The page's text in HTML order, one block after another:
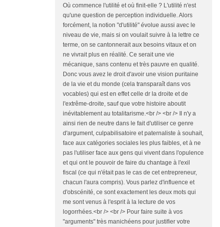
Où commence l'utilité et où finit-elle ? L'utilité n'est
qu'une question de perception individuelle. Alors
forcément, la notion "d'utilité" évolue aussi avec le
niveau de vie, mais si on voulait suivre à la lettre ce
terme, on se cantonnerait aux besoins vitaux et on
ne vivrait plus en réalité. Ce serait une vie
mécanique, sans contenu et très pauvre en qualité.
Donc vous avez le droit d'avoir une vision puritaine
de la vie et du monde (cela transparaît dans vos
vocables) qui est en effet celle dr la droite et de
l'extrême-droite, sauf que votre histoire aboutit
inévitablement au totalitarisme.<br /> <br /> Il n'y a
ainsi rien de neutre dans le fait d'utiliser ce genre
d'argument, culpabilisatoire et paternaliste à souhait,
face aux catégories sociales les plus faibles, et à ne
pas l'utiliser face aux gens qui vivent dans l'opulence
et qui ont le pouvoir de faire du chantage à l'exil
fiscal (ce qui n'était pas le cas de cet entrepreneur,
chacun l'aura compris). Vous parlez d'influence et
d'obscénité, ce sont exactement les deux mots qui
me sont venus à l'esprit à la lecture de vos
logorrhées.<br /> <br /> Pour faire suite à vos
"arguments" très manichéens pour justifier votre